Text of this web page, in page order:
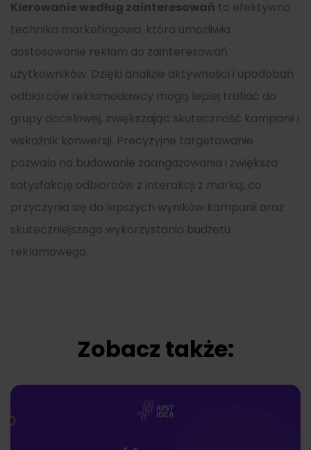
Kierowanie według zainteresowań to efektywna
technika marketingowa, która umożliwia
dostosowanie reklam do zainteresowań
użytkowników. Dzięki analizie aktywności i upodobań
odbiorców reklamodawcy mogą lepiej trafiać do
grupy docelowej, zwiększając skuteczność kampanii i
wskaźnik konwersji. Precyzyjne targetowanie
pozwala na budowanie zaangażowania i zwiększa
satysfakcję odbiorców z interakcji z marką, co
przyczynia się do lepszych wyników kampanii oraz
skuteczniejszego wykorzystania budżetu
reklamowego.
Zobacz także: